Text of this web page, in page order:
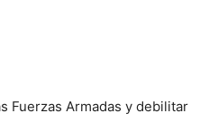
Fuerzas Armadas y debilitar